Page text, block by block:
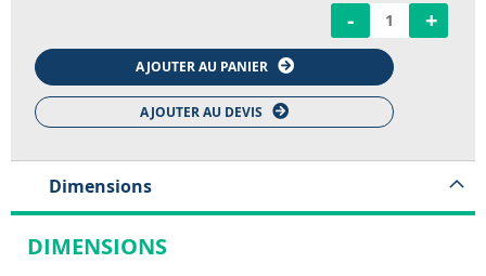
- +
AJOUTER AU PANIER
AJOUTER AU DEVIS
Dimensions
DIMENSIONS